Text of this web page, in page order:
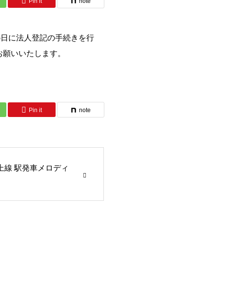
に法人登記の手続きを行
いいたします。
Pin it note
線 駅発車メロディ